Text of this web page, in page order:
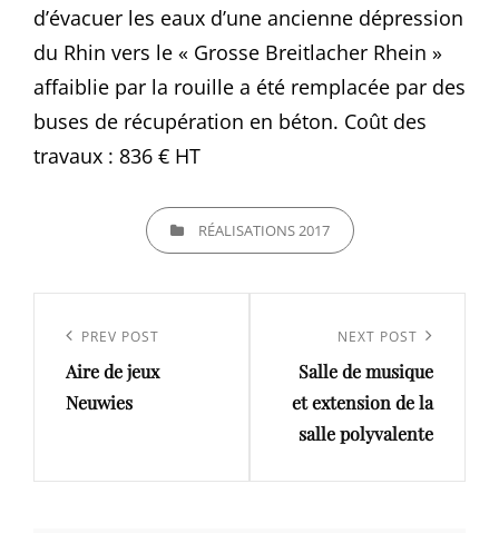
d’évacuer les eaux d’une ancienne dépression
du Rhin vers le « Grosse Breitlacher Rhein »
affaiblie par la rouille a été remplacée par des
buses de récupération en béton. Coût des
travaux : 836 € HT
CATEGORIESRÉALISATIONS 2017
l’article
Previous
Post
PREV POST
Aire de jeux
Neuwies
Post
NEXT POST
Salle de musique
et extension de la
salle polyvalente